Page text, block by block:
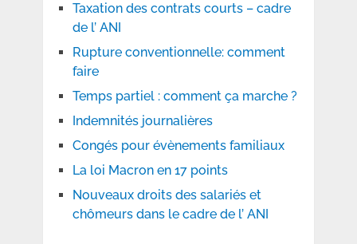
Taxation des contrats courts – cadre
de l’ ANI
Rupture conventionnelle: comment
faire
Temps partiel : comment ça marche ?
Indemnités journalières
Congés pour évènements familiaux
La loi Macron en 17 points
Nouveaux droits des salariés et
chômeurs dans le cadre de l’ ANI